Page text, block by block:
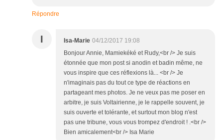
Répondre
I Isa-Marie 04/12/2017 19:08
Bonjour Annie, Mamiekéké et Rudy,<br /> Je suis
étonnée que mon post si anodin et badin même, ne
vous inspire que ces réflexions là... <br /> Je
n'imaginais pas du tout ce type de réactions en
partageant mes photos. Je ne veux pas me poser en
arbitre, je suis Voltairienne, je le rappelle souvent, je
suis ouverte et tolérante, et surtout mon blog n'est
pas une tribune, vous vous trompez d'endroit ! .<br />
Bien amicalement<br /> Isa Marie